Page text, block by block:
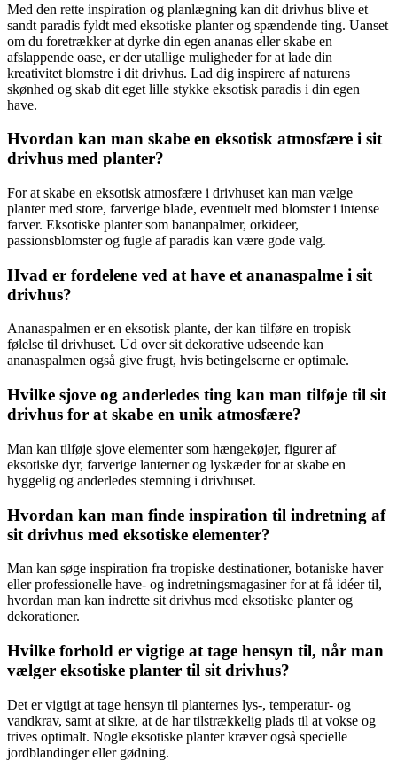
Med den rette inspiration og planlægning kan dit drivhus blive et
sandt paradis fyldt med eksotiske planter og spændende ting. Uanset
om du foretrækker at dyrke din egen ananas eller skabe en
afslappende oase, er der utallige muligheder for at lade din
kreativitet blomstre i dit drivhus. Lad dig inspirere af naturens
skønhed og skab dit eget lille stykke eksotisk paradis i din egen
have.
Hvordan kan man skabe en eksotisk atmosfære i sit
drivhus med planter?
For at skabe en eksotisk atmosfære i drivhuset kan man vælge
planter med store, farverige blade, eventuelt med blomster i intense
farver. Eksotiske planter som bananpalmer, orkideer,
passionsblomster og fugle af paradis kan være gode valg.
Hvad er fordelene ved at have et ananaspalme i sit
drivhus?
Ananaspalmen er en eksotisk plante, der kan tilføre en tropisk
følelse til drivhuset. Ud over sit dekorative udseende kan
ananaspalmen også give frugt, hvis betingelserne er optimale.
Hvilke sjove og anderledes ting kan man tilføje til sit
drivhus for at skabe en unik atmosfære?
Man kan tilføje sjove elementer som hængekøjer, figurer af
eksotiske dyr, farverige lanterner og lyskæder for at skabe en
hyggelig og anderledes stemning i drivhuset.
Hvordan kan man finde inspiration til indretning af
sit drivhus med eksotiske elementer?
Man kan søge inspiration fra tropiske destinationer, botaniske haver
eller professionelle have- og indretningsmagasiner for at få idéer til,
hvordan man kan indrette sit drivhus med eksotiske planter og
dekorationer.
Hvilke forhold er vigtige at tage hensyn til, når man
vælger eksotiske planter til sit drivhus?
Det er vigtigt at tage hensyn til planternes lys-, temperatur- og
vandkrav, samt at sikre, at de har tilstrækkelig plads til at vokse og
trives optimalt. Nogle eksotiske planter kræver også specielle
jordblandinger eller gødning.